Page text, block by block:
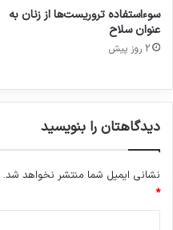
سوءاستفاده تروریست‌ها از زنان به
عنوان سلاح
2 روز پیش
دیدگاهتان را بنویسید
نشانی ایمیل شما منتشر نخواهد شد.
*